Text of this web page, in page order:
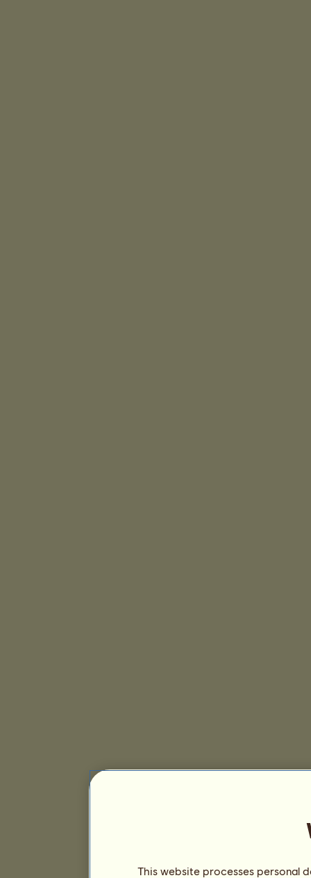
This website processes personal